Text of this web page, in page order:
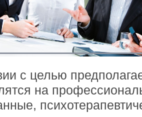
с целью
на